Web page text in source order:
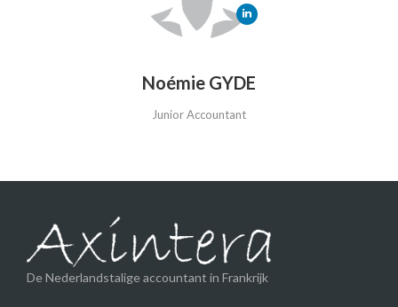
Noémie GYDE
Junior Accountant
De Nederlandstalige accountant in Frankrijk